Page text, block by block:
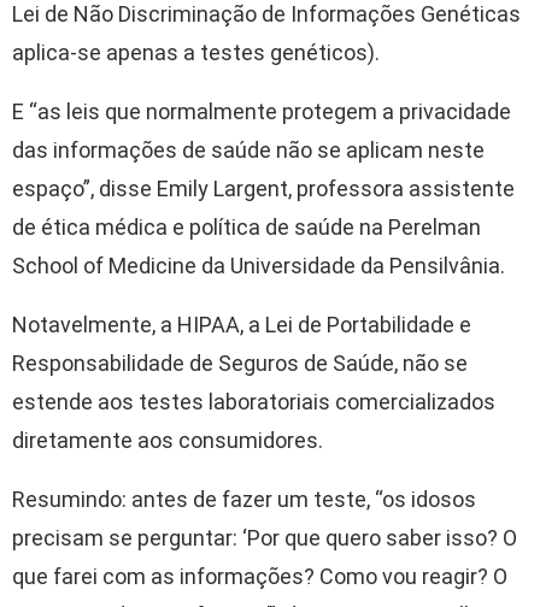
Lei de Não Discriminação de Informações Genéticas
aplica-se apenas a testes genéticos).
E “as leis que normalmente protegem a privacidade
das informações de saúde não se aplicam neste
espaço”, disse Emily Largent, professora assistente
de ética médica e política de saúde na Perelman
School of Medicine da Universidade da Pensilvânia.
Notavelmente, a HIPAA, a Lei de Portabilidade e
Responsabilidade de Seguros de Saúde, não se
estende aos testes laboratoriais comercializados
diretamente aos consumidores.
Resumindo: antes de fazer um teste, “os idosos
precisam se perguntar: ‘Por que quero saber isso? O
que farei com as informações? Como vou reagir? O